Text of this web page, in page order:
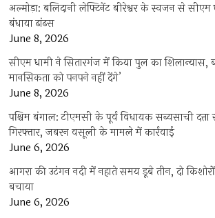
अल्मोड़ा: बलिदानी लेफ्टिनेंट बीरेश्वर के स्वजन से सीएम
बंधाया ढांढस
June 8, 2026
सीएम धामी ने सितारगंज में किया पुल का शिलान्यास,
मानसिकता को पनपने नहीं देंगे’
June 8, 2026
पश्चिम बंगाल: टीएमसी के पूर्व विधायक सब्यसाची
गिरफ्तार, जबरन वसूली के मामले में कार्रवाई
June 6, 2026
आगरा की उटंगन नदी में नहाते समय डूबे तीन, दो
बचाया
June 6, 2026